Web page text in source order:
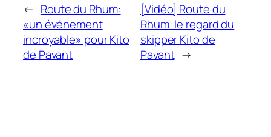
← Route du Rhum:
«un événement
incroyable» pour Kito
de Pavant
[Vidéo] Route du
Rhum: le regard du
skipper Kito de
Pavant →